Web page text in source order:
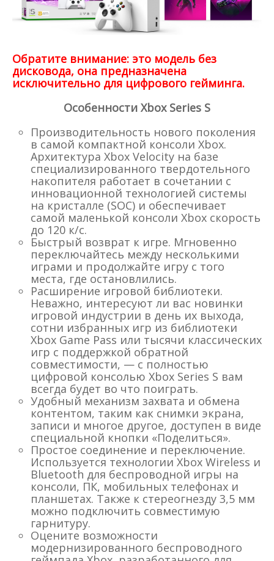
Обратите внимание: это модель без
дисковода, она предназначена
исключительно для цифрового гейминга.
Особенности Xbox Series S
Производительность нового поколения
в самой компактной консоли Xbox.
Архитектура Xbox Velocity на базе
специализированного твердотельного
накопителя работает в сочетании с
инновационной технологией системы
на кристалле (SOC) и обеспечивает
самой маленькой консоли Xbox скорость
до 120 к/с.
Быстрый возврат к игре. Мгновенно
переключайтесь между несколькими
играми и продолжайте игру с того
места, где остановлились.
Расширение игровой библиотеки.
Неважно, интересуют ли вас новинки
игровой индустрии в день их выхода,
сотни избранных игр из библиотеки
Xbox Game Pass или тысячи классических
игр с поддержкой обратной
совместимости, — с полностью
цифровой консолью Xbox Series S вам
всегда будет во что поиграть.
Удобный механизм захвата и обмена
контентом, таким как снимки экрана,
записи и многое другое, доступен в виде
специальной кнопки «Поделиться».
Простое соединение и переключение.
Используется технологии Xbox Wireless и
Bluetooth для беспроводной игры на
консоли, ПК, мобильных телефонах и
планшетах. Также к стереогнезду 3,5 мм
можно подключить совместимую
гарнитуру.
Оцените возможности
модернизированного беспроводного